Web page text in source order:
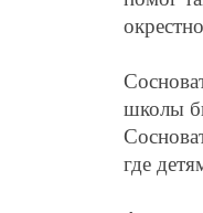
школы
где